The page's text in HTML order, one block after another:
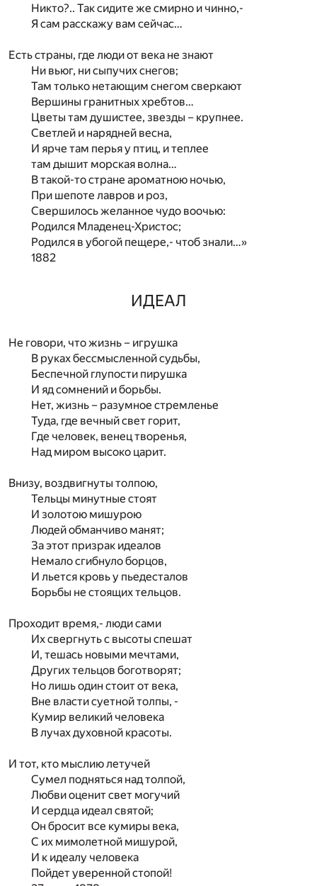
Никто?.. Так сидите же смирно и чинно,-
Я сам расскажу вам сейчас…
Есть страны, где люди от века не знают
Ни вьюг, ни сыпучих снегов;
Там только нетающим снегом сверкают
Вершины гранитных хребтов…
Цветы там душистее, звезды – крупнее.
Светлей и нарядней весна,
И ярче там перья у птиц, и теплее
там дышит морская волна…
В такой-то стране ароматною ночью,
При шепоте лавров и роз,
Свершилось желанное чудо воочью:
Родился Младенец-Христос;
Родился в убогой пещере,- чтоб знали…»
1882
ИДЕАЛ
Не говори, что жизнь – игрушка
В руках бессмысленной судьбы,
Беспечной глупости пирушка
И яд сомнений и борьбы.
Нет, жизнь – разумное стремленье
Туда, где вечный свет горит,
Где человек, венец творенья,
Над миром высоко царит.
Внизу, воздвигнуты толпою,
Тельцы минутные стоят
И золотою мишурою
Людей обманчиво манят;
За этот призрак идеалов
Немало сгибнуло борцов,
И льется кровь у пьедесталов
Борьбы не стоящих тельцов.
Проходит время,- люди сами
Их свергнуть с высоты спешат
И, тешась новыми мечтами,
Других тельцов боготворят;
Но лишь один стоит от века,
Вне власти суетной толпы, -
Кумир великий человека
В лучах духовной красоты.
И тот, кто мыслию летучей
Сумел подняться над толпой,
Любви оценит свет могучий
И сердца идеал святой;
Он бросит все кумиры века,
С их мимолетной мишурой,
И к идеалу человека
Пойдет уверенной стопой!